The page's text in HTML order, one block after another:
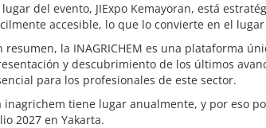
lugar del evento, JIExpo Kemayoran, está
accesible, lo que lo convierte en el
resumen, la INAGRICHEM es una plataforma
y descubrimiento de los últimos
para los profesionales de este sector.
inagrichem tiene lugar anualmente, y por eso
2027 en Yakarta.